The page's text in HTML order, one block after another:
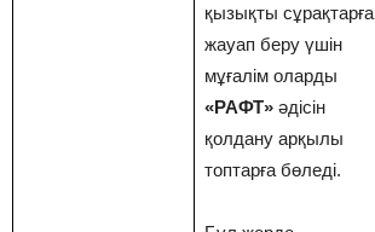
қызықты сұрақтарға
жауап беру үшін
мұғалім оларды
«РАФТ» әдісін
қолдану арқылы
топтарға бөледі.